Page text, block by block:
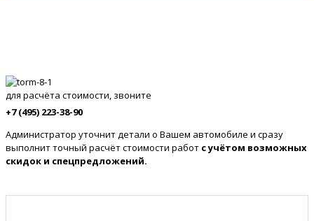
для расчёта стоимости, звоните
+7 (495) 223-38-90
Администратор уточнит детали о Вашем автомобиле и сразу
выполнит точный расчёт стоимости работ с учётом возможных
скидок и спецпредложений.